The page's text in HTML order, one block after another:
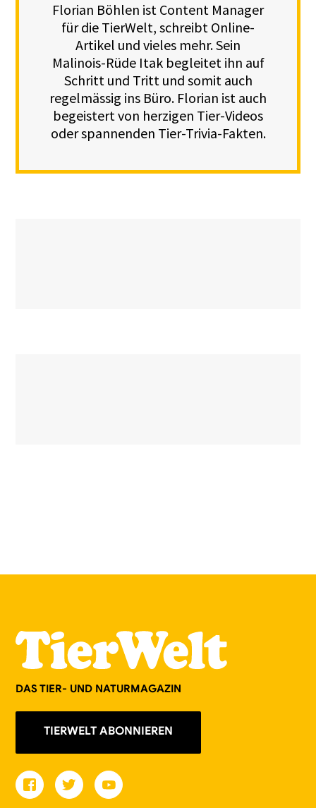
Florian Böhlen ist Content Manager
für die TierWelt, schreibt Online-
Artikel und vieles mehr. Sein
Malinois-Rüde Itak begleitet ihn auf
Schritt und Tritt und somit auch
regelmässig ins Büro. Florian ist auch
begeistert von herzigen Tier-Videos
oder spannenden Tier-Trivia-Fakten.
DAS TIER- UND NATURMAGAZIN
TIERWELT ABONNIEREN